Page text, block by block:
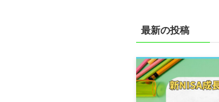
最新の投稿